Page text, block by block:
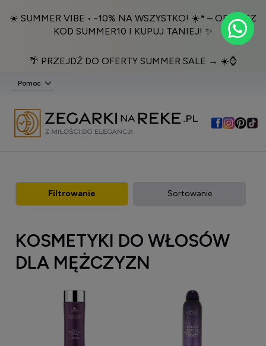
☀️ SUMMER VIBE • -10% NA WSZYSTKO! ☀️* – ODBIERZ
KOD SUMMER10 I KUPUJ TANIEJ! ✨
🌴 PRZEJDŹ DO OFERTY SUMMER SALE → ☀️⌚️
Pomoc
Filtrowanie Sortowanie
KOSMETYKI DO WŁOSÓW
DLA MĘŻCZYZN